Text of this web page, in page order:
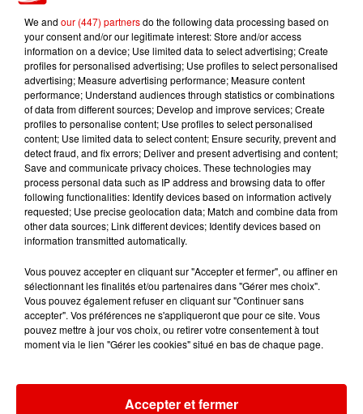
TITRES DIFFUSÉS
22h57
22h57
BORIS WAY
22h53
22h53
MODJO
Lady
22h51
22h51
We and our (447) partnersdo the following data processing based on
your consent and/or our legitimate interest: Store and/or access
information on a device; Use limited data to select advertising; Create
profiles for personalised advertising; Use profiles to select personalised
advertising; Measure advertising performance; Measure content
performance; Understand audiences through statistics or combinations
of data from different sources; Develop and improve services; Create
profiles to personalise content; Use profiles to select personalised
content; Use limited data to select content; Ensure security, prevent and
detect fraud, and fix errors; Deliver and present advertising and content;
Save and communicate privacy choices. These technologies may
process personal data such as IP address and browsing data to offer
following functionalities: Identify devices based on information actively
requested; Use precise geolocation data; Match and combine data from
other data sources; Link different devices; Identify devices based on
information transmitted automatically.
Vous pouvez accepter en cliquant sur "Accepter et fermer", ou affiner en
sélectionnant les finalités et/ou partenaires dans "Gérer mes choix".
Vous pouvez également refuser en cliquant sur "Continuer sans
accepter". Vos préférences ne s'appliqueront que pour ce site. Vous
pouvez mettre à jour vos choix, ou retirer votre consentement à tout
moment via le lien "Gérer les cookies" situé en bas de chaque page.
Accepter et fermer